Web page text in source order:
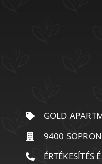
GOLD
9400
ÉRTÉKESÍTÉS